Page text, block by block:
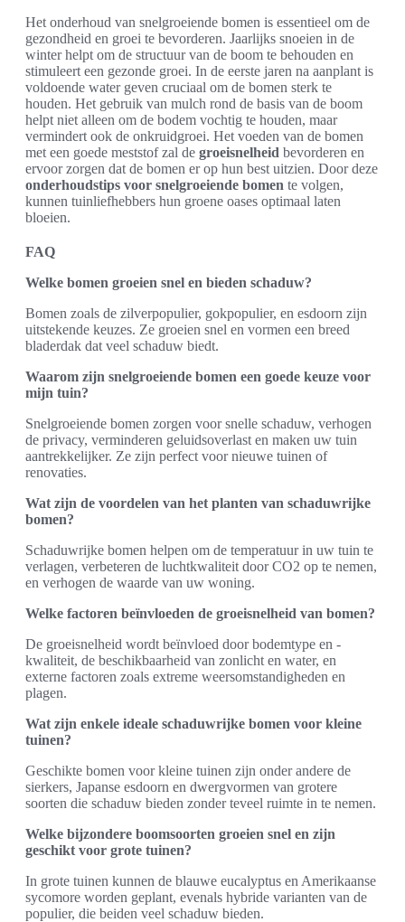
Het onderhoud van snelgroeiende bomen is essentieel om de
gezondheid en groei te bevorderen. Jaarlijks snoeien in de
winter helpt om de structuur van de boom te behouden en
stimuleert een gezonde groei. In de eerste jaren na aanplant is
voldoende water geven cruciaal om de bomen sterk te
houden. Het gebruik van mulch rond de basis van de boom
helpt niet alleen om de bodem vochtig te houden, maar
vermindert ook de onkruidgroei. Het voeden van de bomen
met een goede meststof zal de groeisnelheid bevorderen en
ervoor zorgen dat de bomen er op hun best uitzien. Door deze
onderhoudstips voor snelgroeiende bomen te volgen,
kunnen tuinliefhebbers hun groene oases optimaal laten
bloeien.
FAQ
Welke bomen groeien snel en bieden schaduw?
Bomen zoals de zilverpopulier, gokpopulier, en esdoorn zijn
uitstekende keuzes. Ze groeien snel en vormen een breed
bladerdak dat veel schaduw biedt.
Waarom zijn snelgroeiende bomen een goede keuze voor
mijn tuin?
Snelgroeiende bomen zorgen voor snelle schaduw, verhogen
de privacy, verminderen geluidsoverlast en maken uw tuin
aantrekkelijker. Ze zijn perfect voor nieuwe tuinen of
renovaties.
Wat zijn de voordelen van het planten van schaduwrijke
bomen?
Schaduwrijke bomen helpen om de temperatuur in uw tuin te
verlagen, verbeteren de luchtkwaliteit door CO2 op te nemen,
en verhogen de waarde van uw woning.
Welke factoren beïnvloeden de groeisnelheid van bomen?
De groeisnelheid wordt beïnvloed door bodemtype en -
kwaliteit, de beschikbaarheid van zonlicht en water, en
externe factoren zoals extreme weersomstandigheden en
plagen.
Wat zijn enkele ideale schaduwrijke bomen voor kleine
tuinen?
Geschikte bomen voor kleine tuinen zijn onder andere de
sierkers, Japanse esdoorn en dwergvormen van grotere
soorten die schaduw bieden zonder teveel ruimte in te nemen.
Welke bijzondere boomsoorten groeien snel en zijn
geschikt voor grote tuinen?
In grote tuinen kunnen de blauwe eucalyptus en Amerikaanse
sycomore worden geplant, evenals hybride varianten van de
populier, die beiden veel schaduw bieden.